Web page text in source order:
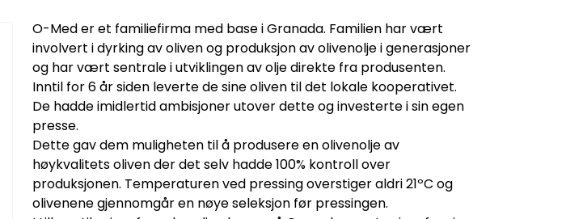
O-Med er et familiefirma med base i Granada. Familien har vært
involvert i dyrking av oliven og produksjon av olivenolje i generasjoner
og har vært sentrale i utviklingen av olje direkte fra produsenten.
Inntil for 6 år siden leverte de sine oliven til det lokale kooperativet.
De hadde imidlertid ambisjoner utover dette og investerte i sin egen
presse.
Dette gav dem muligheten til å produsere en olivenolje av
høykvalitets oliven der det selv hadde 100% kontroll over
produksjonen. Temperaturen ved pressing overstiger aldri 21ºC og
olivenene gjennomgår en nøye seleksjon før pressingen.